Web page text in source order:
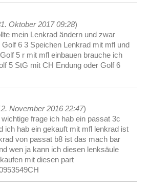
Oktober 2017 09:28)
mein Lenkrad ändern und zwar
Golf 6 3 Speichen Lenkrad mit mfl und
5 r mit mfl einbauen brauche ich
5 StG mit CH Endung oder Golf 6
November 2016 22:47)
frage ich hab ein passat 3c
ich hab ein gekauft mit mfl lenkrad ist
von passat b8 ist das mach bar
wen ja kann ich diesen lenksäule
mit diesen part